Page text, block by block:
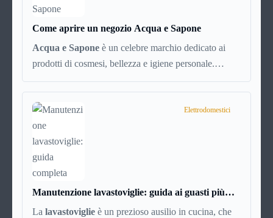
Come aprire un negozio Acqua e Sapone
Acqua e Sapone è un celebre marchio dedicato ai
prodotti di cosmesi, bellezza e igiene personale.
L’azienda è presente dal 1992 e con circa 700 punti
vendita sparsi per tutta Italia è un marchio di successo,
affermato e simbolo di convenienza.
Elettrodomestici
Manutenzione lavastoviglie: guida ai guasti più
comuni (e soluzioni)
La lavastoviglie è un prezioso ausilio in cucina, che